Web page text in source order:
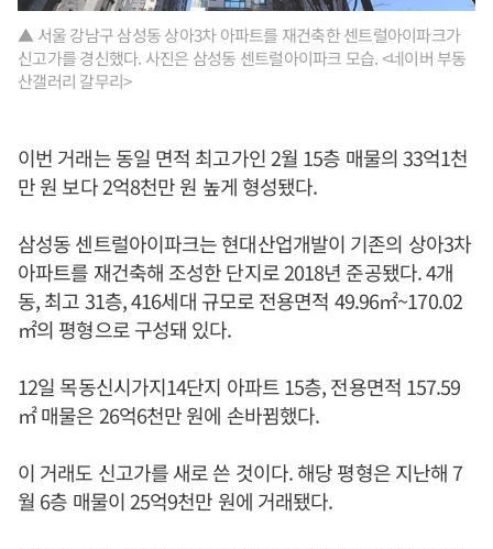
▲ 서울 강남구 삼성동 상아3차 아파트를 재건축한 센트럴아이파크가
신고가를 경신했다. 사진은 삼성동 센트럴아이파크 모습. <네이버 부동
산갤러리 갈무리>
이번 거래는 동일 면적 최고가인 2월 15층 매물의 33억1천
만 원 보다 2억8천만 원 높게 형성됐다.
삼성동 센트럴아이파크는 현대산업개발이 기존의 상아3차
아파트를 재건축해 조성한 단지로 2018년 준공됐다. 4개
동, 최고 31층, 416세대 규모로 전용면적 49.96㎡~170.02
㎡의 평형으로 구성돼 있다.
12일 목동신시가지14단지 아파트 15층, 전용면적 157.59
㎡ 매물은 26억6천만 원에 손바뀜했다.
이 거래도 신고가를 새로 쓴 것이다. 해당 평형은 지난해 7
월 6층 매물이 25억9천만 원에 거래됐다.